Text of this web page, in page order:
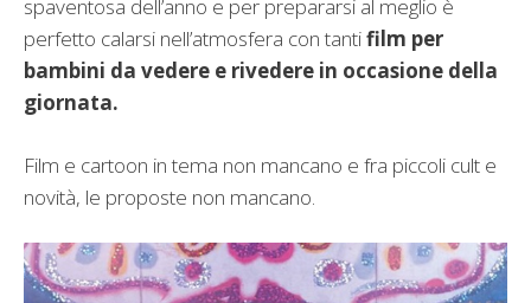
spaventosa dell’anno e per prepararsi al meglio è
perfetto calarsi nell’atmosfera con tantifilm per
bambini da vedere e rivedere in occasione della
giornata.
Film e cartoon in tema non mancano e fra piccoli cult e
novità, le proposte non mancano.